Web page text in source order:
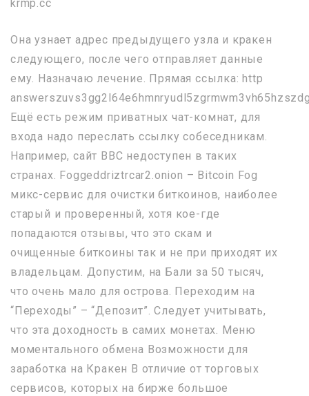
Она узнает адрес предыдущего узла и кракен
следующего, после чего отправляет данные
ему. Назначаю лечение. Прямая ссылка: http
Ещё есть режим приватных чат-комнат, для
входа надо переслать ссылку собеседникам.
Например, сайт BBC недоступен в таких
странах. Foggeddriztrcar2.onion – Bitcoin Fog
микс-сервис для очистки биткоинов, наиболее
старый и проверенный, хотя кое-где
попадаются отзывы, что это скам и
очищенные биткоины так и не при приходят их
владельцам. Допустим, на Бали за 50 тысяч,
что очень мало для острова. Переходим на
“Переходы” – “Депозит”. Следует учитывать,
что эта доходность в самих монетах. Меню
моментального обмена Возможности для
заработка на Кракен В отличие от торговых
сервисов, которых на бирже большое